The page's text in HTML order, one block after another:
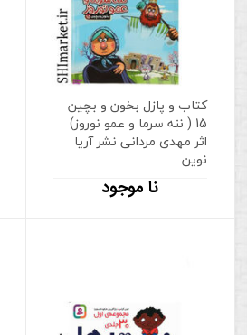
کتاب و پازل بخون و بچین
15 ( ننه سرما و عمو نوروز)
اثر مهدی مردانی نشر آریا
نوین
نا موجود